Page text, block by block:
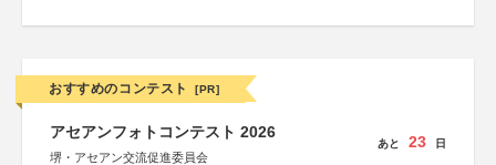
おすすめのコンテスト [PR]
アセアンフォトコンテスト 2026
堺・アセアン交流促進委員会
あと 23 日